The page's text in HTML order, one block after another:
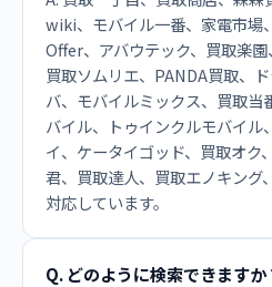
wiki、モバイル一番、家電市場
Offer、アバウテック、買取楽園
買取ソムリエ、PANDA買取、
バ、モバイルミックス、買取当
バイル、トゥインクルモバイル
イ、ケータイゴッド、買取オク
君、買取達人、買取エノキング
対応しています。
Q. どのように検索できますか